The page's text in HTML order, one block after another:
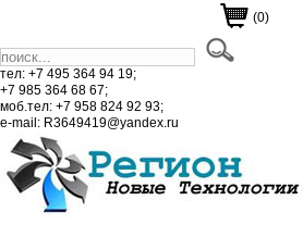
(0)
тел: +7 495 364 94 19;
+7 985 364 68 67;
моб.тел: +7 958 824 92 93;
e-mail: R3649419@yandex.ru